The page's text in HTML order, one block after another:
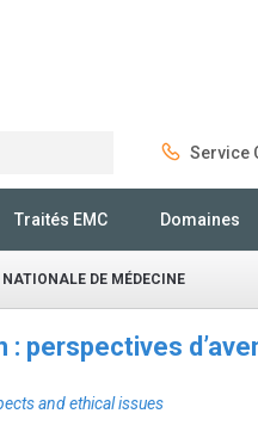
Service
Traités EMC Domaines
DE MÉDECINE
: perspectives
and ethical issues